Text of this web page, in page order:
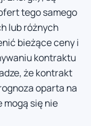
tego samego
lub różnych
bieżące ceny i
kontraktu
że kontrakt
oparta na
się nie